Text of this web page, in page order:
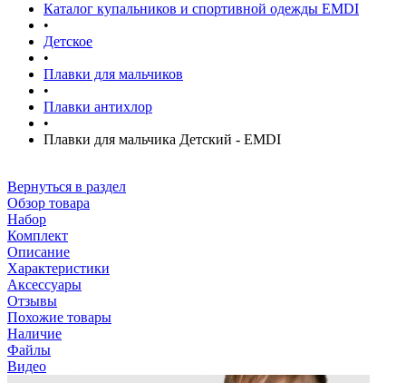
Каталог купальников и спортивной одежды EMDI
•
Детское
•
Плавки для мальчиков
•
Плавки антихлор
•
Плавки для мальчика Детский - EMDI
Вернуться в раздел
Обзор товара
Набор
Комплект
Описание
Характеристики
Аксессуары
Отзывы
Похожие товары
Наличие
Файлы
Видео